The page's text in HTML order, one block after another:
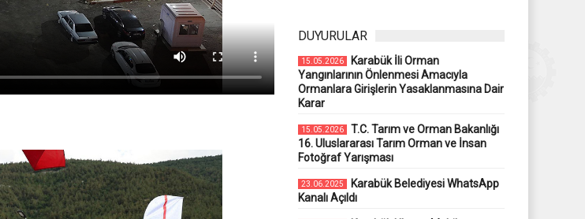
DUYURULAR
15.05.2026
Karabük İli Orman
Yangınlarının Önlenmesi Amacıyla
Ormanlara Girişlerin Yasaklanmasına Dair
Karar
15.05.2026
T.C. Tarım ve Orman Bakanlığı
16. Uluslararası Tarım Orman ve İnsan
Fotoğraf Yarışması
23.06.2025
Karabük Belediyesi WhatsApp
Kanalı Açıldı